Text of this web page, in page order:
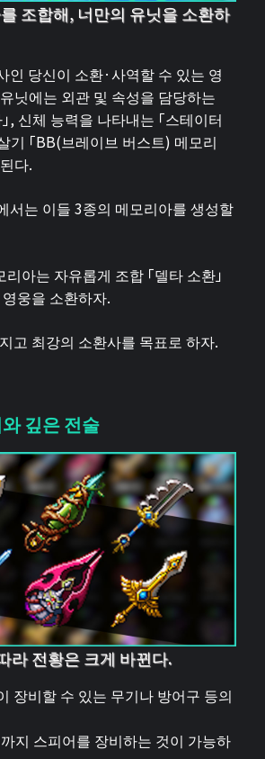
조합해, 너만의 유닛을 소환하
인 당신이 소환·사역할 수 있는 영
닛에는 외관 및 속성을 담당하는
, 신체 능력을 나타내는 「스테이터
기 「BB(브레이브 버스트) 메모리
다.
서는 이들 3종의 메모리아를 생성할
아는 자유롭게 조합 「델타 소환」
웅을 소환하자.
고 최강의 소환사를 목표로 하자.
깊은 전술
라 전황은 크게 바뀐다.
장비할 수 있는 무기나 방어구 등의
지 스피어를 장비하는 것이 가능하